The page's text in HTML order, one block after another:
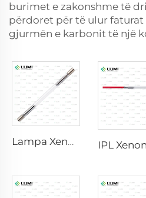
burimet e zakonshme të
përdoret për të ulur
gjurmën e karbonit të një
Lampa Xenon IPL P1640 – 7×47×110 mm